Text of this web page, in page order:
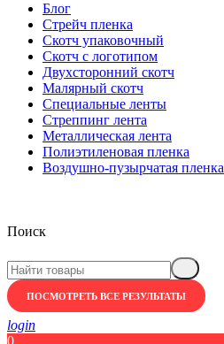
Блог
Стрейч пленка
Скотч упаковочный
Скотч с логотипом
Двухсторонний скотч
Малярный скотч
Специальные ленты
Стреппинг лента
Металлическая лента
Полиэтиленовая пленка
Воздушно-пузырчатая пленка
Поиск
ПОСМОТРЕТЬ ВСЕ РЕЗУЛЬТАТЫ
login
0